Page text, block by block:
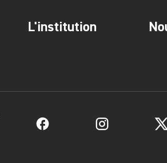
L'institution
Facebook Instagram